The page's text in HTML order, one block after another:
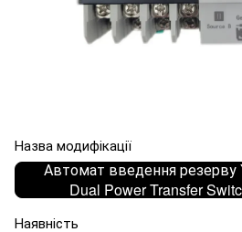
Назва модифікації
Автомат введення резерву
Dual Power Transfer
Наявність